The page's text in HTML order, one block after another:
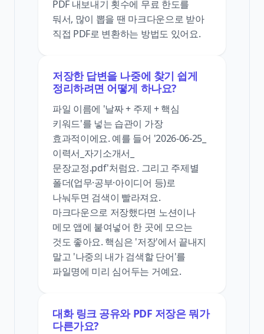
PDF 내보내기 횟수에 무료 한도를
둬서, 많이 뽑을 땐 마크다운으로 받아
직접 PDF로 변환하는 방법도 있어요.
저장한 답변을 나중에 찾기 쉽게
정리하려면 어떻게 하나요?
파일 이름에 '날짜 + 주제 + 핵심
키워드'를 넣는 습관이 가장
효과적이에요. 예를 들어 '2026-06-25_
이력서_자기소개서_
문장교정.pdf'처럼요. 그리고 주제별
폴더(업무·공부·아이디어 등)로
나눠두면 검색이 빨라져요.
마크다운으로 저장했다면 노션이나
메모 앱에 붙여넣어 한 곳에 모으는
것도 좋아요. 핵심은 '저장'에서 끝내지
말고 '나중의 내가 검색할 단어'를
파일명에 미리 심어두는 거예요.
대화 링크 공유와 PDF 저장은 뭐가
다른가요?